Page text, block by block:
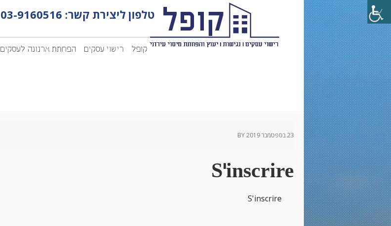
טלפון ליצירת קשר: 03-9160516
קופל רישוי עסקים הפחתת ארנונה לעסקים
23 בספטמבר 2019
S'inscrire
S'inscrire